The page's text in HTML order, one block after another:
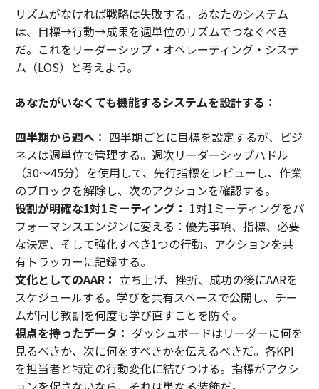
リズムがなければ戦略は失敗する。あなたのシステム
は、目標→行動→成果を週単位のリズムでつなぐべき
だ。これをリーダーシップ・オペレーティング・システ
ム（LOS）と考えよう。
あなたがいなくても機能するシステムを設計する：
四半期から週へ： 四半期ごとに目標を設定するが、ビジ
ネスは週単位で管理する。週次リーダーシップハドル
（30〜45分）を使用して、先行指標をレビューし、作業
のブロックを解除し、次のアクションを確認する。
役割が明確な1対1ミーティング： 1対1ミーティングをパ
フォーマンスエンジンに変える：優先事項、指標、必要
な決定、そして強化すべき1つの行動。アクションを共
有トラッカーに記録する。
文化としてのAAR： 立ち上げ、挫折、成功の後にAARを
スケジュールする。学びを共有スペースで公開し、チー
ムが同じ教訓を何度も学び直すことを防ぐ。
視点を持ったデータ： ダッシュボードはリーダーに何を
見るべきか、次に何をすべきかを伝えるべきだ。各KPI
を担当者と特定の行動変化に結びつける。指標がアクシ